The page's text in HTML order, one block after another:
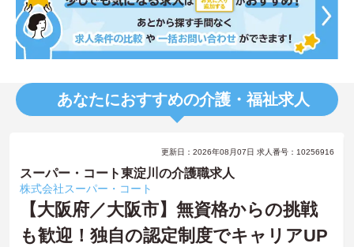
あなたにおすすめの介護・福祉求人
更新日：2026年08月07日 求人番号：10256916
スーパー・コート東淀川の介護職求人
株式会社スーパー・コート
【大阪府／大阪市】無資格からの挑戦
も歓迎！独自の認定制度でキャリアUP